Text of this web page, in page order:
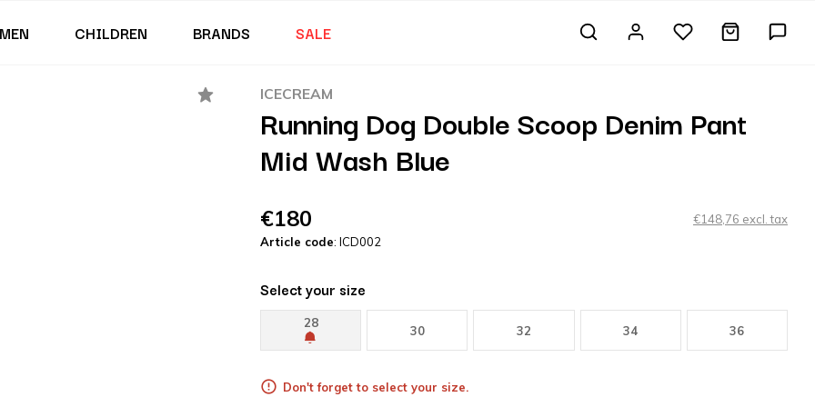
MEN CHILDREN BRANDS SALE
ICECREAM
Running Dog Double Scoop Denim Pant
Mid Wash Blue
€180
€148,76 excl. tax
Article code: ICD002
Select your size
28
30 32 34 36
Don't forget to select your size.